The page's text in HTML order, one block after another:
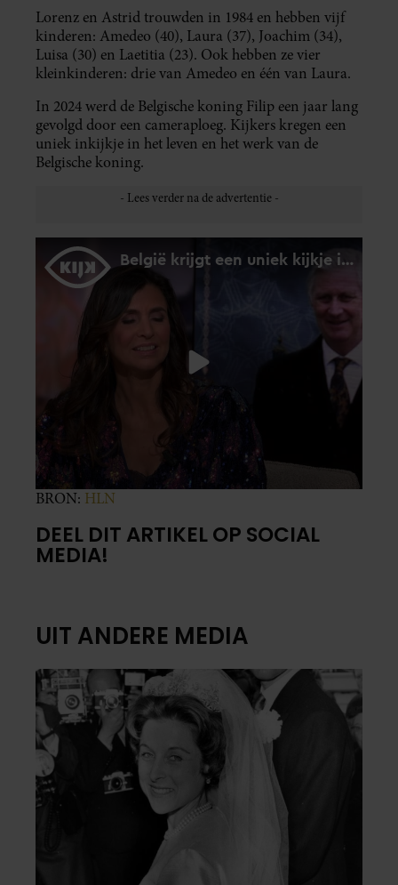
Lorenz en Astrid trouwden in 1984 en hebben vijf
kinderen: Amedeo (40), Laura (37), Joachim (34),
Luisa (30) en Laetitia (23). Ook hebben ze vier
kleinkinderen: drie van Amedeo en één van Laura.
In 2024 werd de Belgische koning Filip een jaar lang
gevolgd door een cameraploeg. Kijkers kregen een
uniek inkijkje in het leven en het werk van de
Belgische koning.
BRON: HLN
DEEL DIT ARTIKEL OP SOCIAL
MEDIA!
UIT ANDERE MEDIA